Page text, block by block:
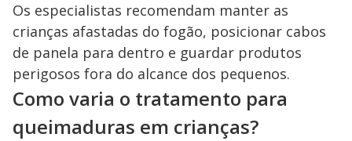
Os especialistas recomendam manter as
crianças afastadas do fogão, posicionar cabos
de panela para dentro e guardar produtos
perigosos fora do alcance dos pequenos.
Como varia o tratamento para
queimaduras em crianças?